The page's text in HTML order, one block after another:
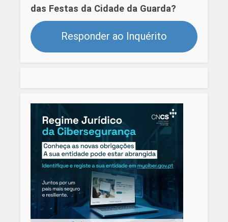
das Festas da Cidade da Guarda?
Responder ao Inquérito